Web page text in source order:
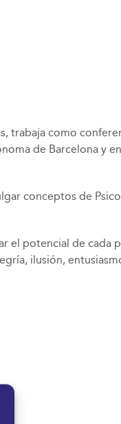
trabaja como
de Barcelona y
conceptos de
el potencial de cada
ilusión,